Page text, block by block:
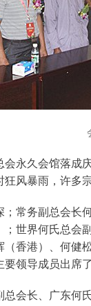
会永久会馆落成
风暴雨，许多
常务副总会长
世界何氏总会
香港）、何健
领导成员出席
总会长、广东何